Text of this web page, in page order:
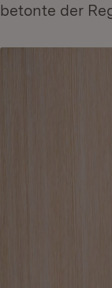
betonte der